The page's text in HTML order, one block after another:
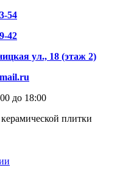
54
42
ул., 18 (этаж 2)
до 18:00
плитки